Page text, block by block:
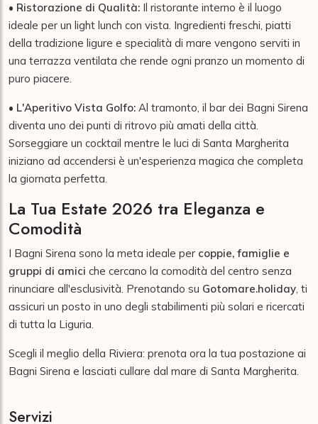
• Ristorazione di Qualità: Il ristorante interno è il luogo
ideale per un light lunch con vista. Ingredienti freschi, piatti
della tradizione ligure e specialità di mare vengono serviti in
una terrazza ventilata che rende ogni pranzo un momento di
puro piacere.
• L'Aperitivo Vista Golfo: Al tramonto, il bar dei Bagni Sirena
diventa uno dei punti di ritrovo più amati della città.
Sorseggiare un cocktail mentre le luci di Santa Margherita
iniziano ad accendersi è un'esperienza magica che completa
la giornata perfetta.
La Tua Estate 2026 tra Eleganza e
Comodità
I Bagni Sirena sono la meta ideale per coppie, famiglie e
gruppi di amici che cercano la comodità del centro senza
rinunciare all'esclusività. Prenotando su Gotomare.holiday, ti
assicuri un posto in uno degli stabilimenti più solari e ricercati
di tutta la Liguria.
Scegli il meglio della Riviera: prenota ora la tua postazione ai
Bagni Sirena e lasciati cullare dal mare di Santa Margherita.
Servizi